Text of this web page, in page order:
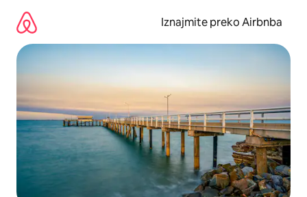
sadržaj
Iznajmite preko Airbnba